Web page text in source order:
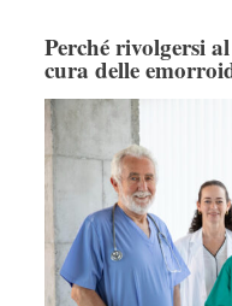
Perché rivolgersi
cura delle